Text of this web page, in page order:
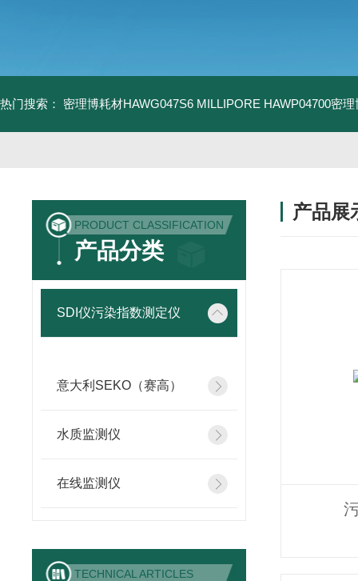
热门搜索： 密理博耗材HAWG047S6 MILLIPORE HAWP04700密
PRODUCT CLASSIFICATION
产品分类
SDI仪污染指数测定仪
意大利SEKO（赛高）
水质监测仪
在线监测仪
TECHNICAL ARTICLES
产品展